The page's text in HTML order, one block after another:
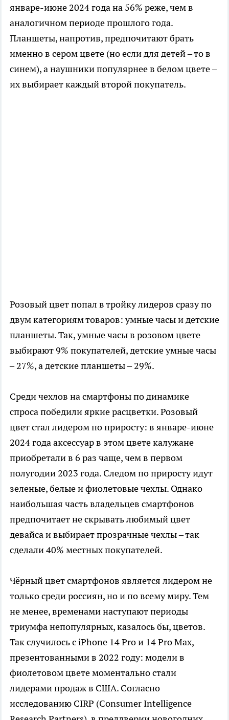
январе-июне 2024 года на 56% реже, чем в
аналогичном периоде прошлого года.
Планшеты, напротив, предпочитают брать
именно в сером цвете (но если для детей – то в
синем), а наушники популярнее в белом цвете –
их выбирает каждый второй покупатель.
Розовый цвет попал в тройку лидеров сразу по
двум категориям товаров: умные часы и детские
планшеты. Так, умные часы в розовом цвете
выбирают 9% покупателей, детские умные часы
– 27%, а детские планшеты – 29%.
Среди чехлов на смартфоны по динамике
спроса победили яркие расцветки. Розовый
цвет стал лидером по приросту: в январе-июне
2024 года аксессуар в этом цвете калужане
приобретали в 6 раз чаще, чем в первом
полугодии 2023 года. Следом по приросту идут
зеленые, белые и фиолетовые чехлы. Однако
наибольшая часть владельцев смартфонов
предпочитает не скрывать любимый цвет
девайса и выбирает прозрачные чехлы – так
сделали 40% местных покупателей.
Чёрный цвет смартфонов является лидером не
только среди россиян, но и по всему миру. Тем
не менее, временами наступают периоды
триумфа непопулярных, казалось бы, цветов.
Так случилось с iPhone 14 Pro и 14 Pro Max,
презентованными в 2022 году: модели в
фиолетовом цвете моментально стали
лидерами продаж в США. Согласно
исследованию CIRP (Consumer Intelligence